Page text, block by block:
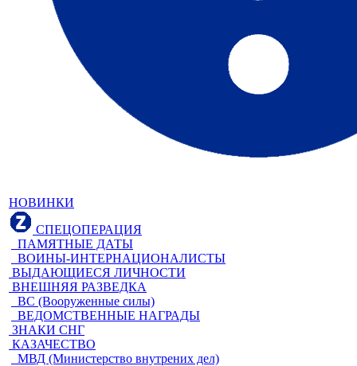
НОВИНКИ
СПЕЦОПЕРАЦИЯ
ПАМЯТНЫЕ ДАТЫ
ВОИНЫ-ИНТЕРНАЦИОНАЛИСТЫ
ВЫДАЮЩИЕСЯ ЛИЧНОСТИ
ВНЕШНЯЯ РАЗВЕДКА
ВС (Вооруженные силы)
ВЕДОМСТВЕННЫЕ НАГРАДЫ
ЗНАКИ СНГ
КАЗАЧЕСТВО
МВД (Министерство внутрених дел)